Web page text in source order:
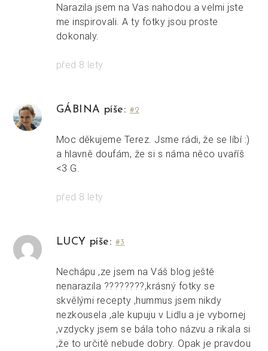
Narazila jsem na Vas nahodou a velmi jste
me inspirovali. A ty fotky jsou proste
dokonaly.
před 8 lety
GÁBINA píše: #2
Moc děkujeme Terez. Jsme rádi, že se líbí :)
a hlavně doufám, že si s náma něco uvaříš
<3 G.
před 8 lety
LUCY píše: #3
Nechápu ,ze jsem na Váš blog ještě
nenarazila ????????,krásný fotky se
skvělými recepty ,hummus jsem nikdy
nezkousela ,ale kupuju v Lidlu a je vybornej
,vzdycky jsem se bála toho názvu a rikala si
,že to určitě nebude dobry. Opak je pravdou